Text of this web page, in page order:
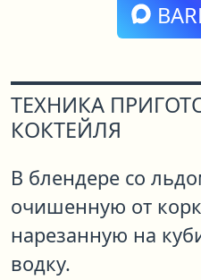
ТЕХНИКА
КОКТЕЙЛЯ
В блендере со
очишенную от
нарезанную на
водку.